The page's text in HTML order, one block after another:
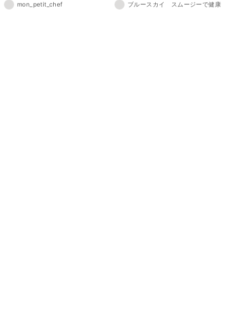
mon_petit_chef ブルースカイ スムージーで健康